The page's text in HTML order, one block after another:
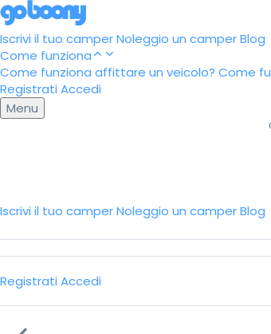
Iscrivi il tuo camperNoleggio un camperBlog
Come funziona
Come funziona affittare un veicolo? Come
Registrati Accedi
Menu
Iscrivi il tuo camperNoleggio un camperBlog
Registrati Accedi